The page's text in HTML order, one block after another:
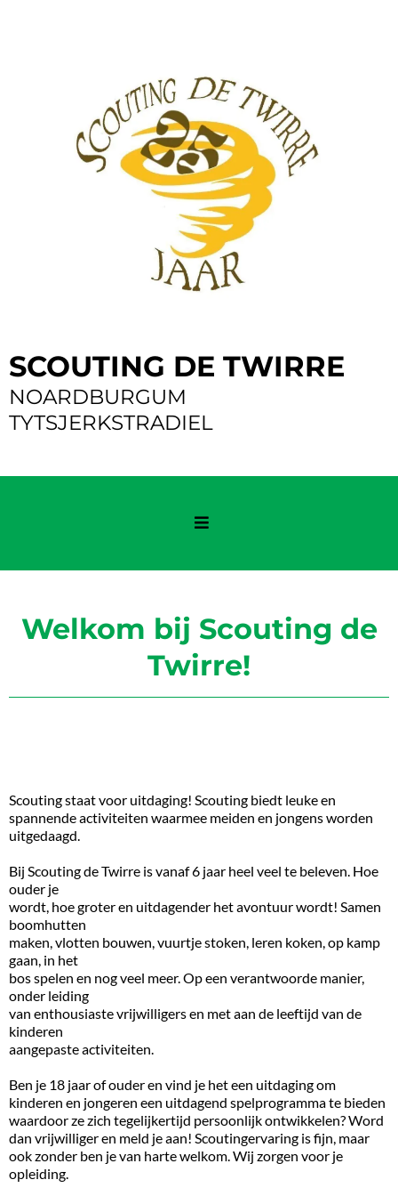
SCOUTING DE TWIRRE
NOARDBURGUM
TYTSJERKSTRADIEL
Welkom bij Scouting de
Twirre!
Scouting staat voor uitdaging! Scouting biedt leuke en
spannende activiteiten waarmee meiden en jongens worden
uitgedaagd.
Bij Scouting de Twirre is vanaf 6 jaar heel veel te beleven. Hoe
ouder je
wordt, hoe groter en uitdagender het avontuur wordt! Samen
boomhutten
maken, vlotten bouwen, vuurtje stoken, leren koken, op kamp
gaan, in het
bos spelen en nog veel meer. Op een verantwoorde manier,
onder leiding
van enthousiaste vrijwilligers en met aan de leeftijd van de
kinderen
aangepaste activiteiten.
Ben je 18 jaar of ouder en vind je het een uitdaging om
kinderen en jongeren een uitdagend spelprogramma te bieden
waardoor ze zich tegelijkertijd persoonlijk ontwikkelen? Word
dan vrijwilliger en meld je aan! Scoutingervaring is fijn, maar
ook zonder ben je van harte welkom. Wij zorgen voor je
opleiding.